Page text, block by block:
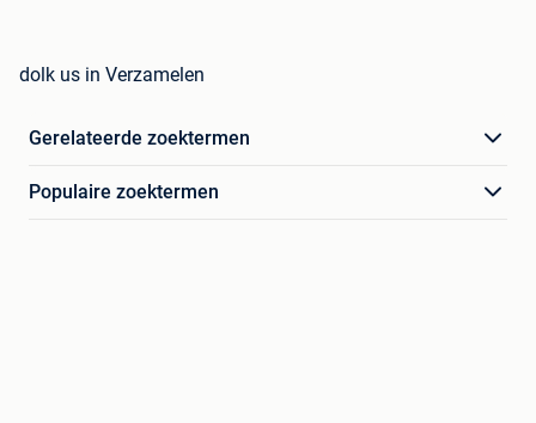
dolk us in Verzamelen
Gerelateerde zoektermen
Populaire zoektermen